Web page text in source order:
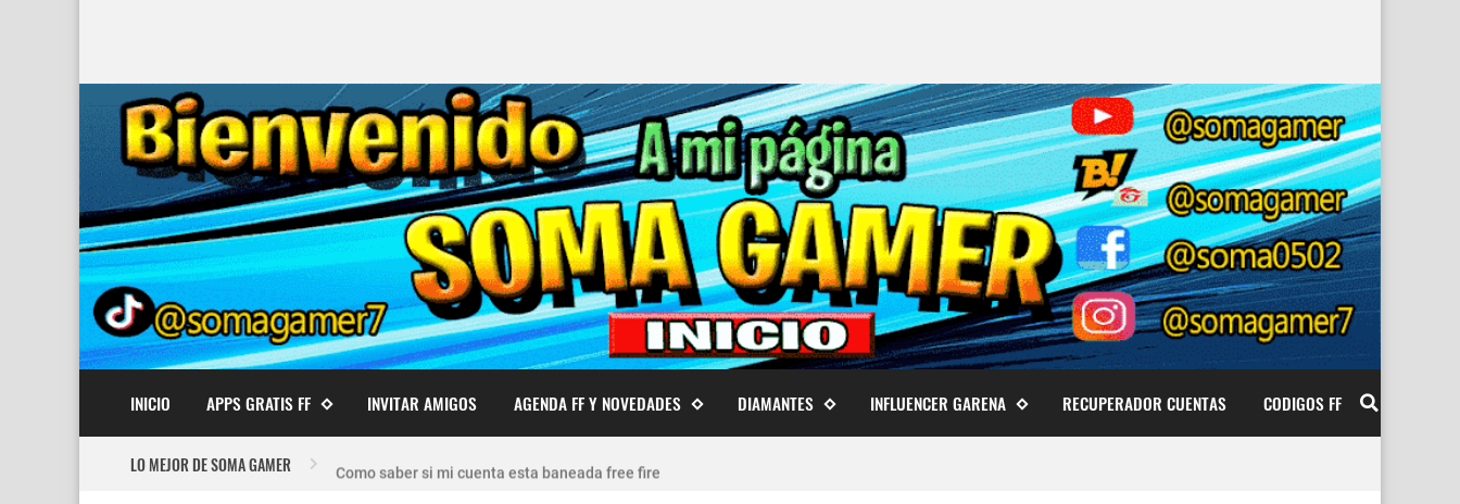
INICIO APPS GRATIS FF INVITAR AMIGOS AGENDA FF Y NOVEDADES DIAMANTES INFLUENCER GARENA RECUPERADOR CUENTAS CODIGOS FF
LO MEJOR DE SOMA GAMER
Nuevo recuperador de cuentas de Free Fire actualizado 2026
Como saber si mi cuenta esta baneada free fire